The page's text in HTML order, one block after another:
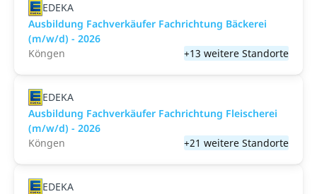
EDEKA
Ausbildung Fachverkäufer Fachrichtung Bäckerei
(m/w/d) - 2026
Köngen
+13 weitere Standorte
EDEKA
Ausbildung Fachverkäufer Fachrichtung Fleischerei
(m/w/d) - 2026
Köngen
+21 weitere Standorte
EDEKA